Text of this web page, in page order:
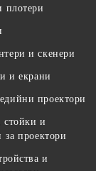
плотери
и скенери
и екрани
проектори
стойки и
за проектори
и